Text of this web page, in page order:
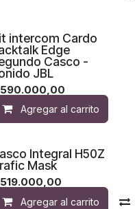
intercom Cardo
Edge
Casco -
JBL
590.000,00
Agregar al carrito
Integral H50Z
Mask
519.000,00
Agregar al carrito